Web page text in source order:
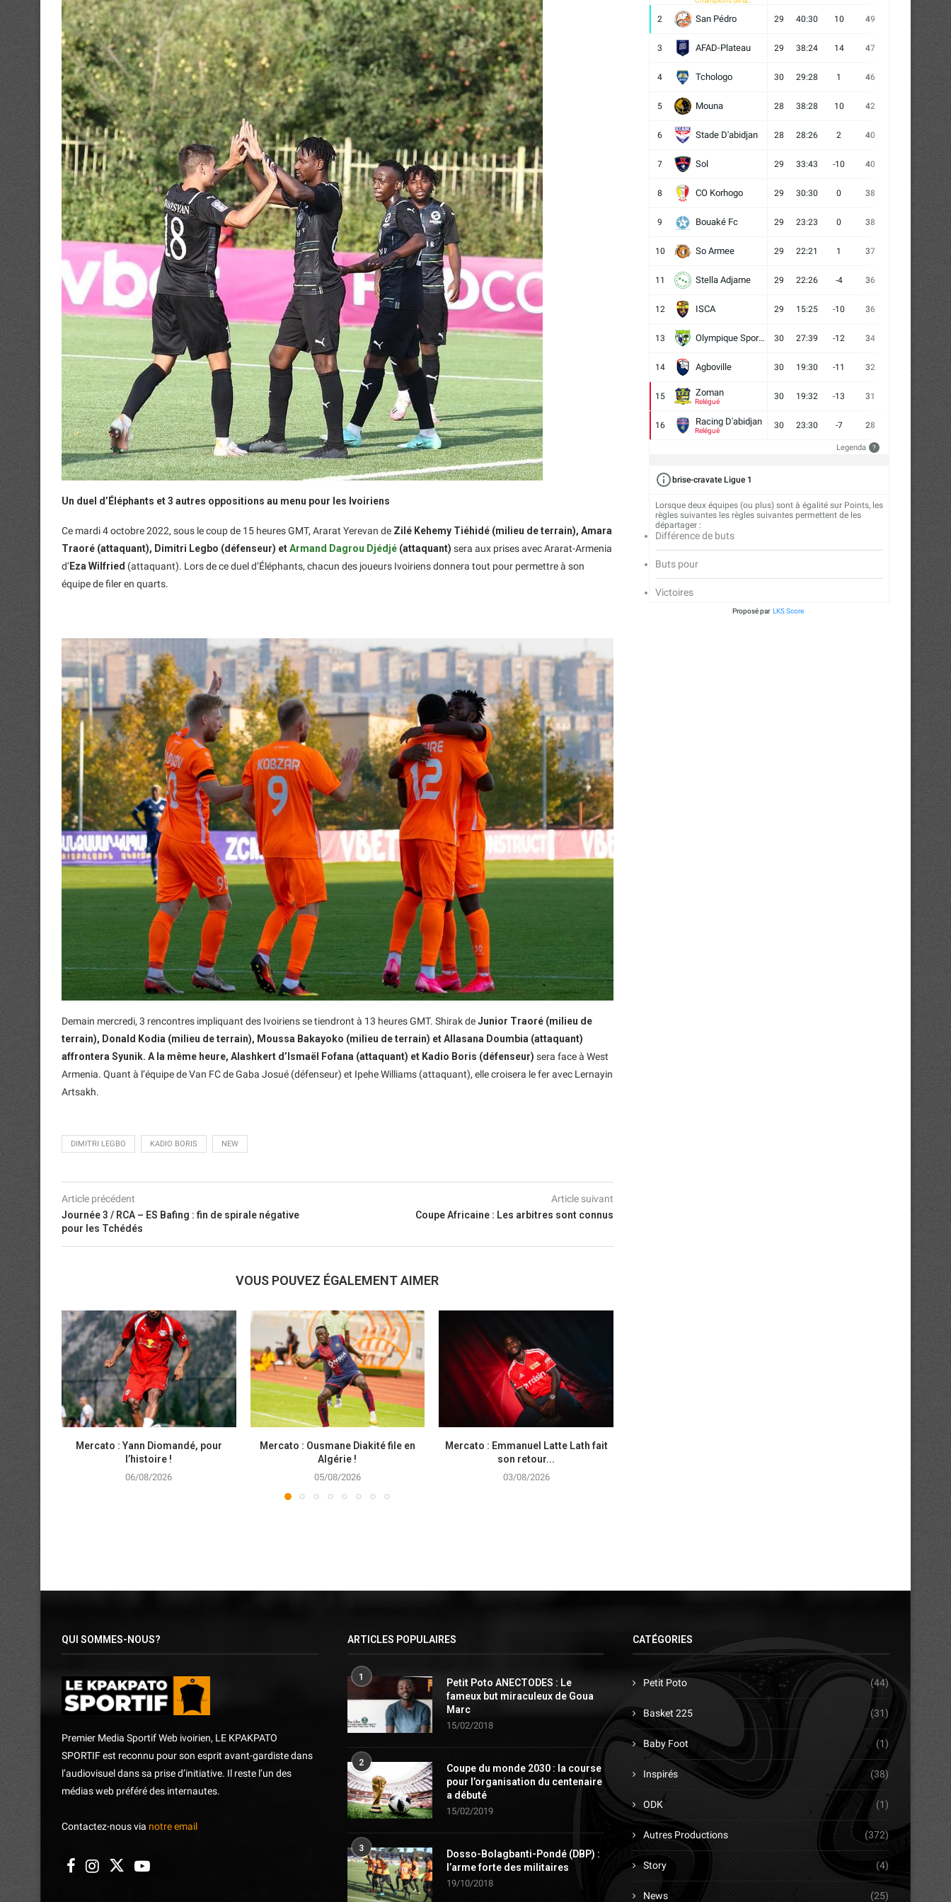
Un duel d’Éléphants et 3 autres oppositions au menu pour les Ivoiriens
Ce mardi 4 octobre 2022, sous le coup de 15 heures GMT, Ararat Yerevan de Zilé Kehemy Tiéhidé (milieu de terrain), Amara
Traoré (attaquant), Dimitri Legbo (défenseur) etArmand Dagrou Djédjé (attaquant) sera aux prises avec Ararat-Armenia
d’Eza Wilfried (attaquant). Lors de ce duel d’Éléphants, chacun des joueurs Ivoiriens donnera tout pour permettre à son
équipe de filer en quarts.
Demain mercredi, 3 rencontres impliquant des Ivoiriens se tiendront à 13 heures GMT. Shirak deJunior Traoré (milieu de
terrain), Donald Kodia (milieu de terrain), Moussa Bakayoko (milieu de terrain) et Allasana Doumbia (attaquant)
affrontera Syunik. A la même heure, Alashkert d’Ismaël Fofana (attaquant) et Kadio Boris (défenseur) sera face à West
Armenia. Quant à l’équipe de Van FC de Gaba Josué (défenseur) et Ipehe Williams (attaquant), elle croisera le fer avec Lernayin
Artsakh.
DIMITRI LEGBO KADIO BORIS NEW
Article précédent
Journée 3 / RCA – ES Bafing : fin de spirale négative
pour les Tchédés
Article suivant
Coupe Africaine : Les arbitres sont connus
VOUS POUVEZ ÉGALEMENT AIMER
Mercato : Yann Diomandé, pour
l’histoire !
06/08/2026
Mercato : Ousmane Diakité file en
Algérie !
05/08/2026
Mercato : Emmanuel Latte Lath fait
son retour...
03/08/2026
Mercato : Ouattara
retour aux
2 San Pédro 29 40:30 10 49
3 AFAD-Plateau 29 38:24 14 47
4 Tchologo 30 29:28 1 46
5 Mouna 28 38:28 10 42 10
6 Stade D'abidjan 28 28:26 2 40
7 Sol 29 33:43 -10 40
8 CO Korhogo 29 30:30 0 38
9 Bouaké Fc 29 23:23 0 38
10 So Armee 29 22:21 1 37
11 Stella Adjame 29 22:26 -4 36
12 ISCA 29 15:25 -10 36
13 Olympique Sport d'Abobo FC 30 27:39 -12 34
14 Agboville 30 19:30 -11 32 12
15 Zoman
Relégué
30 19:32 -13 31
16 Racing D'abidjan
Relégué
30 23:30 -7 28
Legenda ?
brise-cravate Ligue 1
Lorsque deux équipes (ou plus) sont à égalité sur Points, les
règles suivantes les règles suivantes permettent de les
départager :
Différence de buts
Buts pour
Victoires
Proposé par LKS Score
QUI SOMMES-NOUS?
Premier Media Sportif Web ivoirien, LE KPAKPATO
SPORTIF est reconnu pour son esprit avant-gardiste dans
l’audiovisuel dans sa prise d’initiative. Il reste l’un des
médias web préféré des internautes.
Contactez-nous via notre email
ARTICLES POPULAIRES
1
Petit Poto ANECTODES : Le
fameux but miraculeux de Goua
Marc
15/02/2018
2
Coupe du monde 2030 : la course
pour l’organisation du centenaire
a débuté
15/02/2019
3
Dosso-Bolagbanti-Pondé (DBP) :
l’arme forte des militaires
19/10/2018
CATÉGORIES
Petit Poto (44)
Basket 225 (31)
Baby Foot (1)
Inspirés (38)
ODK (1)
Autres Productions (372)
Story (4)
News (25)